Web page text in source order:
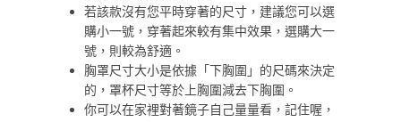
若該款沒有您平時穿著的尺寸，建議您可以選
購小一號，穿著起來較有集中效果，選購大一
號，則較為舒適。
胸罩尺寸大小是依據「下胸圍」的尺碼來決定
的，罩杯尺寸等於上胸圍減去下胸圍。
你可以在家裡對著鏡子自己量量看，記住喔，